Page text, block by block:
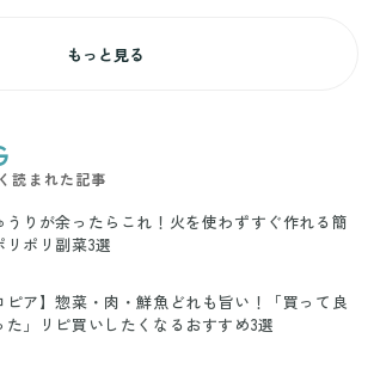
もっと見る
読まれた記事
うりが余ったらこれ！火を使わずすぐ作れる簡
リポリ副菜3選
ピア】惣菜・肉・鮮魚どれも旨い！「買って良
た」リピ買いしたくなるおすすめ3選